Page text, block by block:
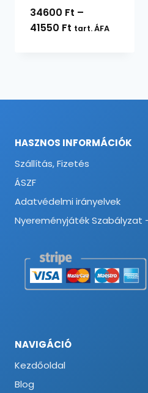
34600 Ft –
41550 FtÁrtartomány:
tart. ÁFA
HASZNOS INFORMÁCIÓK
Szállítás, Fizetés
ÁSZF
Adatvédelmi irányelvek
Nyereményjáték Szabályzat
NAVIGÁCIÓ
Kezdőoldal
Blog